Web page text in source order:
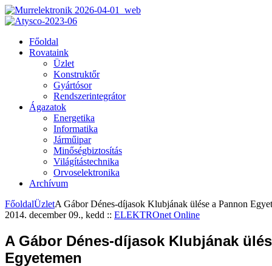
Főoldal
Rovataink
Üzlet
Konstruktőr
Gyártósor
Rendszerintegrátor
Ágazatok
Energetika
Informatika
Járműipar
Minőségbiztosítás
Világítástechnika
Orvoselektronika
Archívum
FőoldalÜzletA Gábor Dénes-díjasok Klubjának ülése a Pannon
2014. december 09., kedd :: ELEKTROnet Online
A Gábor Dénes-díjasok Klubjának
Egyetemen